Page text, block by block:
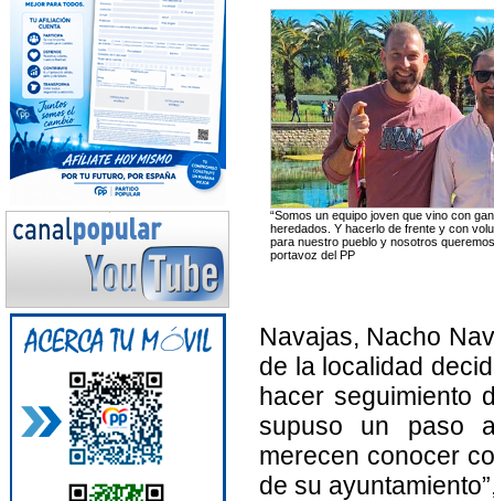
“Somos un equipo joven que vino con
heredados. Y hacerlo de frente y con
para nuestro pueblo y nosotros
portavoz del PP
Navajas, Nacho
de la localidad
hacer seguimiento
supuso un paso
merecen conocer
de su